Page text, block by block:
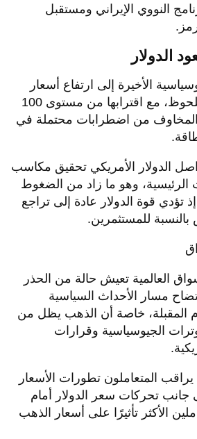
النووي الإيراني ومستقبل
الدولار
الأخيرة إلى ارتفاع أسعار
النفط الخام بشكل ملحوظ، مع اقترابها من مستوى 100
المخاوف من اضطرابات محتملة في
الدولار الأمريكي تحقيق مكاسب
الرئيسية، وهو ما زاد من الضغوط
تؤدي قوة الدولار عادة إلى تراجع
بالنسبة للمستثمرين.
العالمية تعيش حالة من الحذر
مسار الأحداث السياسية
المقبلة، خاصة أن الذهب يظل من
الجيوسياسية وقرارات
المتعاملون تطورات الأسعار
جانب تحركات سعر الدولار أمام
الأكثر تأثيرًا على أسعار الذهب